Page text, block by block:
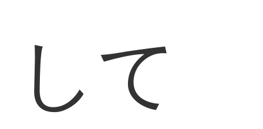
して